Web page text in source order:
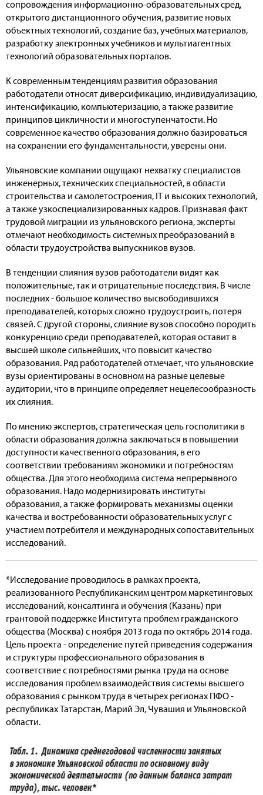
сопровождения информационно-образовательных сред,
открытого дистанционного обучения, развитие новых
объектных технологий, создание баз, учебных материалов,
разработку электронных учебников и мультиагентных
технологий образовательных порталов.
К современным тенденциям развития образования
работодатели относят диверсификацию, индивидуализацию,
интенсификацию, компьютеризацию, а также развитие
принципов цикличности и многоступенчатости. Но
современное качество образования должно базироваться
на сохранении его фундаментальности, уверены они.
Ульяновские компании ощущают нехватку специалистов
инженерных, технических специальностей, в области
строительства и самолетостроения, IT и высоких технологий,
а также узкоспециализированных кадров. Признавая факт
трудовой миграции из ульяновского региона, эксперты
отмечают необходимость системных преобразований в
области трудоустройства выпускников вузов.
В тенденции слияния вузов работодатели видят как
положительные, так и отрицательные последствия. В числе
последних - большое количество высвободившихся
преподавателей, которых сложно трудоустроить, потеря
связей. С другой стороны, слияние вузов способно породить
конкуренцию среди преподавателей, которая оставит в
высшей школе сильнейших, что повысит качество
образования. Ряд работодателей отмечает, что ульяновские
вузы ориентированы в основном на разные целевые
аудитории, что в принципе определяет нецелесообразность
их слияния.
По мнению экспертов, стратегическая цель госполитики в
области образования должна заключаться в повышении
доступности качественного образования, в его
соответствии требованиям экономики и потребностям
общества. Для этого необходима система непрерывного
образования. Надо модернизировать институты
образования, а также формировать механизмы оценки
качества и востребованности образовательных услуг с
участием потребителя и международных сопоставительных
исследований.
*Исследование проводилось в рамках проекта,
реализованного Республиканским центром маркетинговых
исследований, консалтинга и обучения (Казань) при
грантовой поддержке Института проблем гражданского
общества (Москва) с ноября 2013 года по октябрь 2014 года.
Цель проекта - определение путей приведения содержания
и структуры профессионального образования в
соответствие с потребностями рынка труда на основе
исследования проблем взаимодействия системы высшего
образования с рынком труда в четырех регионах ПФО -
республиках Татарстан, Марий Эл, Чувашия и Ульяновской
области.